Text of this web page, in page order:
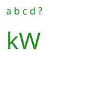
a b c d ?
kW